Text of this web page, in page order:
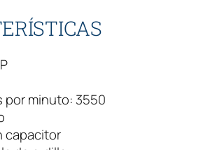
por minuto: 3550
capacitor